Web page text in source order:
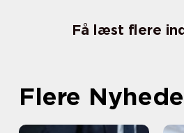
Få læst flere
Flere